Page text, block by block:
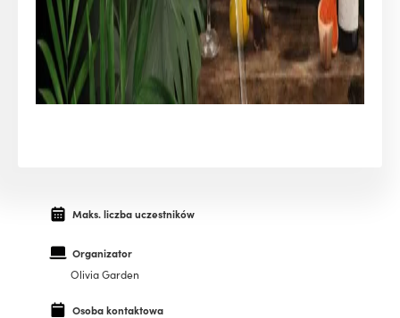
Maks. liczba uczestników
Organizator
Olivia Garden
Osoba kontaktowa